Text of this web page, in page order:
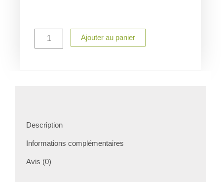
Cuillères
Personnalisées
Gravure
Symbole
Ajouter au panier
Description
Informations complémentaires
Avis (0)